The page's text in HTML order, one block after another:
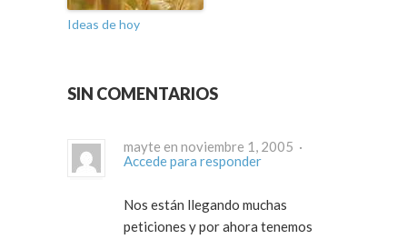
Ideas de hoy
SIN COMENTARIOS
mayte en noviembre 1, 2005 ·
Accede para responder
Nos están llegando muchas
peticiones y por ahora tenemos